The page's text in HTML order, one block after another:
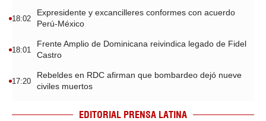
18:02
Expresidente y excancilleres conformes con acuerdo
Perú-México
18:01
Frente Amplio de Dominicana reivindica legado de Fidel
Castro
17:20
Rebeldes en RDC afirman que bombardeo dejó nueve
civiles muertos
EDITORIAL PRENSA LATINA